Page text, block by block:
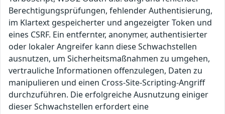
Berechtigungsprüfungen, fehlender Authentisierung,
im Klartext gespeicherter und angezeigter Token und
eines CSRF. Ein entfernter, anonymer, authentisierter
oder lokaler Angreifer kann diese Schwachstellen
ausnutzen, um Sicherheitsmaßnahmen zu umgehen,
vertrauliche Informationen offenzulegen, Daten zu
manipulieren und einen Cross-Site-Scripting-Angriff
durchzuführen. Die erfolgreiche Ausnutzung einiger
dieser Schwachstellen erfordert eine